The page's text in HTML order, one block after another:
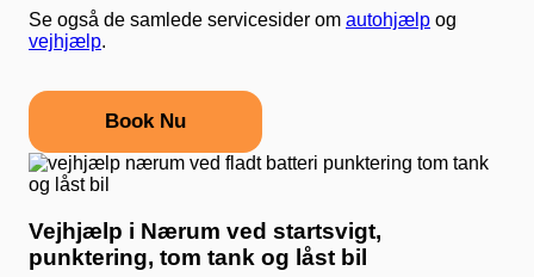
Se også de samlede servicesider om autohjælp og
vejhjælp.
Book Nu
Vejhjælp i Nærum ved startsvigt,
punktering, tom tank og låst bil